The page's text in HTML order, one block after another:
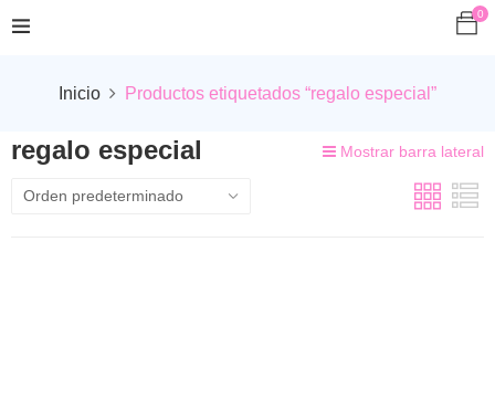
0
Inicio Productos etiquetados “regalo especial”
regalo especial Mostrar barra lateral